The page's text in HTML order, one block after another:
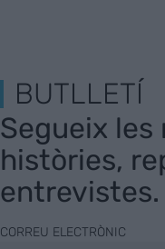
BUTLLETÍ
Segueix
històries,
entrevistes.
CORREU ELECTRÒNIC